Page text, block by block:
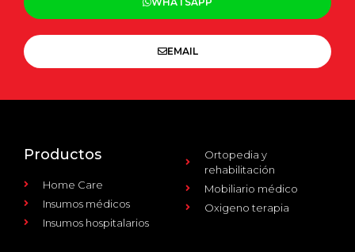
EMAIL
Productos
Home Care
Insumos médicos
Insumos hospitalarios
Ortopedia y
rehabilitación
Mobiliario médico
Oxigeno terapia